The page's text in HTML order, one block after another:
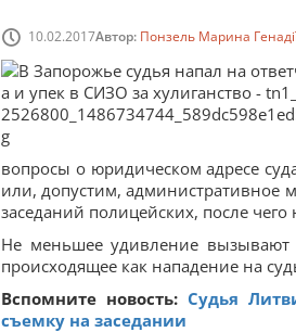
10.02.2017Автор: Понзель Марина
вопросы о юридическом адресе
или, допустим, административное
заседаний полицейских, после чего
Не меньшее удивление вызывают
происходящее как нападение на
Вспомните новость: Судья
съемку на заседании